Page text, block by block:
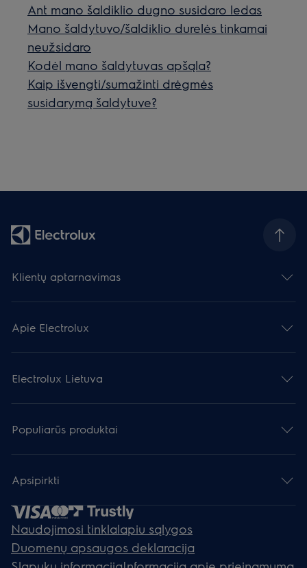
Ant mano šaldiklio dugno susidaro ledas
Mano šaldytuvo/šaldiklio durelės tinkamai
neužsidaro
Kodėl mano šaldytuvas apšąla?
Kaip išvengti/sumažinti drėgmės
susidarymą šaldytuve?
Klientų aptarnavimas
Apie Electrolux
Electrolux Lietuva
Populiarūs produktai
Apsipirkti
Naudojimosi tinklalapiu sąlygos
Duomenų apsaugos deklaracija